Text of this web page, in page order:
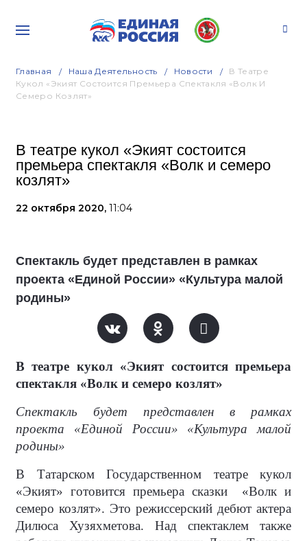
Главная Наша Деятельность Новости
В Театре
Кукол «Экият Состоится Премьера Спектакля «Волк И
Семеро Козлят»
В театре кукол «Экият состоится
премьера спектакля «Волк и семеро
козлят»
22 октября 2020, 11:04
Спектакль будет представлен в рамках
проекта «Единой России» «Культура малой
родины»
В театре кукол «Экият состоится премьера
спектакля «Волк и семеро козлят»
Спектакль будет представлен в рамках
проекта «Единой России» «Культура малой
родины»
В Татарском Государственном театре кукол
«Экият» готовится премьера сказки
«Волк и
семеро козлят». Это режиссерский дебют актера
Дилюса Хузяхметова. Над спектаклем также